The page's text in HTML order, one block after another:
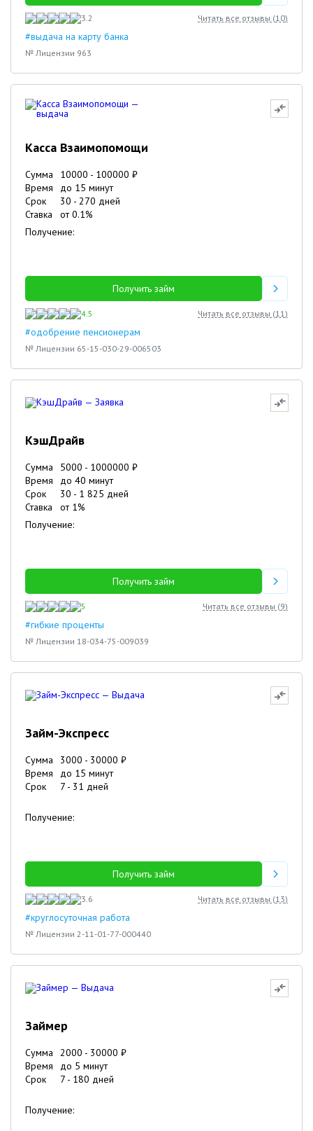
3.2 Читать все отзывы (10)
#выдача на карту банка
№ Лицензии 963
Касса Взаимопомощи
Сумма 10000 - 100000 ₽
Время
до 15 минут
Срок
30 - 270 дней
Ставка
от0.1%
Получение:
Получить займ
4.5 Читать все отзывы (11)
#одобрение пенсионерам
№ Лицензии 65-15-030-29-006503
КэшДрайв
Сумма 5000 - 1000000 ₽
Время
до 40 минут
Срок
30 - 1 825 дней
Ставка
от 1%
Получение:
Получить займ
5 Читать все отзывы (9)
#гибкие проценты
№ Лицензии 18-034-75-009039
Займ-Экспресс
Сумма 3000 - 30000 ₽
Время
до 15 минут
Срок
7 - 31 дней
Получение:
Получить займ
3.6 Читать все отзывы (13)
#круглосуточная работа
№ Лицензии 2-11-01-77-000440
Займер
Сумма 2000 - 30000 ₽
Время
до 5 минут
Срок
7 - 180 дней
Получение: